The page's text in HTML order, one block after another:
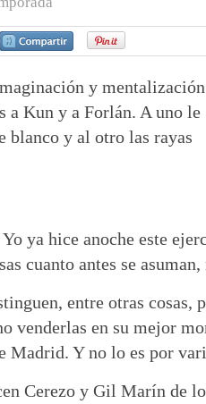
y
a Kun y a Forlán. A uno le
blanco y al otro las rayas
ya hice anoche este
cuanto antes se
entre otras cosas,
venderlas en su mejor
Y no lo es por
Cerezo y Gil Marín de